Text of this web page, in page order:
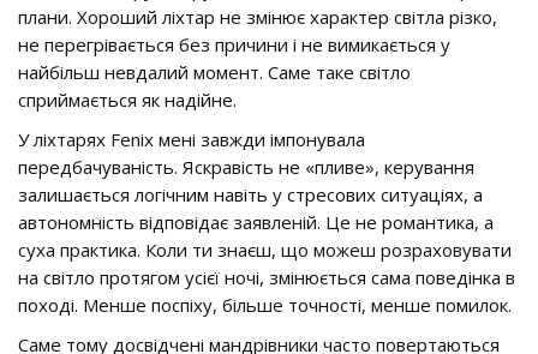
плани. Хороший ліхтар не змінює характер світла різко,
не перегрівається без причини і не вимикається у
найбільш невдалий момент. Саме таке світло
сприймається як надійне.
У ліхтарях Fenix мені завжди імпонувала
передбачуваність. Яскравість не «пливе», керування
залишається логічним навіть у стресових ситуаціях, а
автономність відповідає заявленій. Це не романтика, а
суха практика. Коли ти знаєш, що можеш розраховувати
на світло протягом усієї ночі, змінюється сама поведінка в
поході. Менше поспіху, більше точності, менше помилок.
Саме тому досвідчені мандрівники часто повертаються